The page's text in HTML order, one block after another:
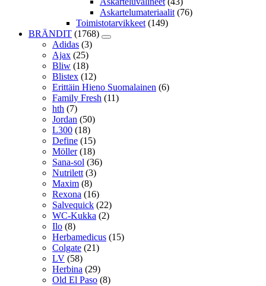
Askartelumateriaalit (76)
Toimistotarvikkeet (149)
BRÄNDIT (1768)
Adidas (3)
Ajax (25)
Bliw (18)
Blistex (12)
Erittäin Hieno Suomalainen (6)
Family Fresh (11)
hth (7)
Jordan (50)
L300 (18)
Define (15)
Möller (18)
Sana-sol (36)
Nutrilett (3)
Maxim (8)
Rexona (16)
Salvequick (22)
WC-Kukka (2)
Ilo (8)
Herbamedicus (15)
Colgate (21)
LV (58)
Herbina (29)
Old El Paso (8)